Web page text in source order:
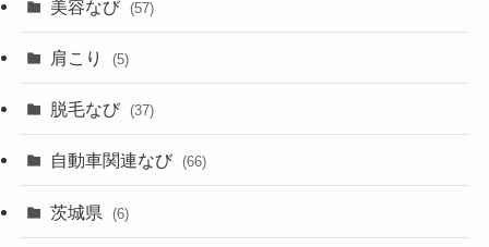
美容なび (57)
肩こり (5)
脱毛なび (37)
自動車関連なび (66)
茨城県 (6)